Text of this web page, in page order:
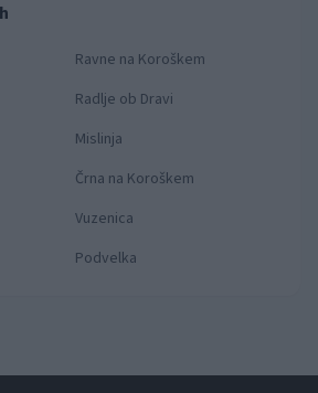
Ravne na Koroškem
Radlje ob Dravi
Mislinja
Črna na Koroškem
Vuzenica
Podvelka